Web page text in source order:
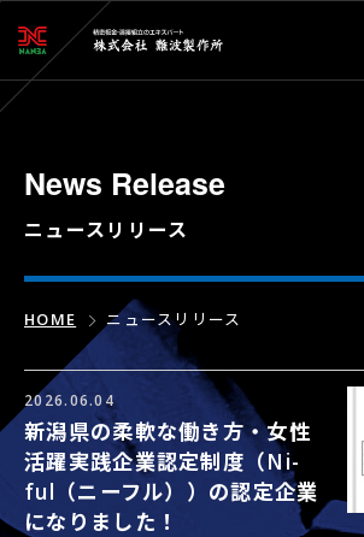
News Release
ニュースリリース
HOME ニュースリリース
2026.06.04
新潟県の柔軟な働き方・女性
活躍実践企業認定制度（Ni-
ful（ニーフル））の認定企業
になりました！